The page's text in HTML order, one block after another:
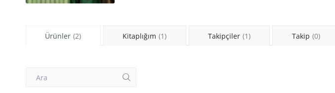
Ürünler (2) Kitaplığım (1) Takipçiler (1) Takip (0)